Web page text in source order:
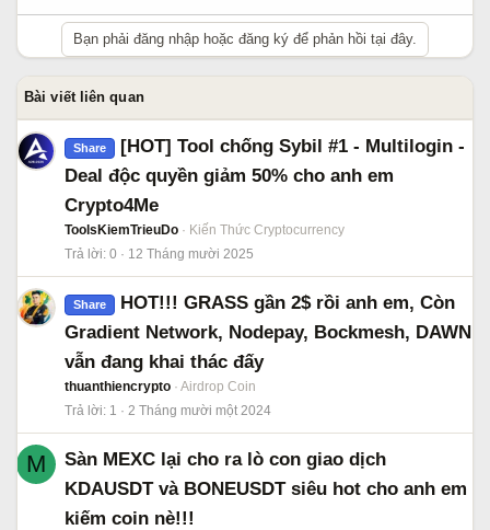
Bạn phải đăng nhập hoặc đăng ký để phản hồi tại đây.
Bài viết liên quan
Share
[HOT] Tool chống Sybil #1 - Multilogin -
Deal độc quyền giảm 50% cho anh em
Crypto4Me
ToolsKiemTrieuDo
Kiến Thức Cryptocurrency
Trả lời 0 12 Tháng mười 2025
Share
HOT!!! GRASS gần 2$ rồi anh em, Còn
Gradient Network, Nodepay, Bockmesh, DAWN
vẫn đang khai thác đấy
thuanthiencrypto
Airdrop Coin
Trả lời 1 2 Tháng mười một 2024
M
Sàn MEXC lại cho ra lò con giao dịch
KDAUSDT và BONEUSDT siêu hot cho anh em
kiếm coin nè!!!